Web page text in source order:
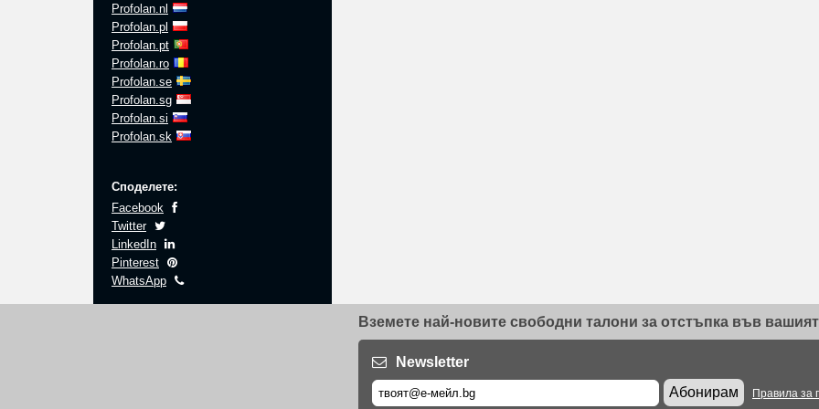
Profolan.nl
Profolan.pl
Profolan.pt
Profolan.ro
Profolan.se
Profolan.sg
Profolan.si
Profolan.sk
Споделете:
Facebook
Twitter
LinkedIn
Pinterest
WhatsApp
Вземете най-новите свободни талони за отстъпка във
Newsletter
Абонирам
Правила за